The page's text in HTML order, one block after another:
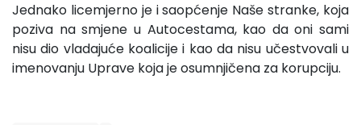
Jednako licemjerno je i saopćenje Naše stranke, koja
poziva na smjene u Autocestama, kao da oni sami
nisu dio vladajuće koalicije i kao da nisu učestvovali u
imenovanju Uprave koja je osumnjičena za korupciju.